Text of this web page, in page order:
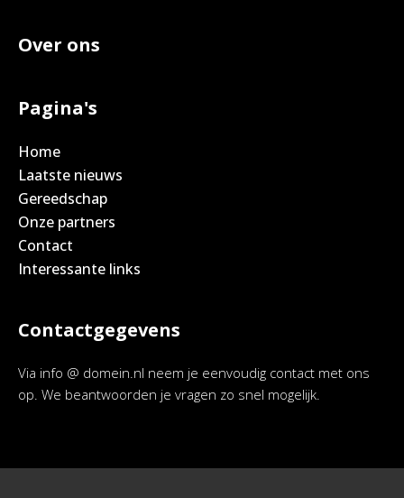
Over ons
Pagina's
Home
Laatste nieuws
Gereedschap
Onze partners
Contact
Interessante links
Contactgegevens
Via info @ domein.nl neem je eenvoudig contact met ons
op. We beantwoorden je vragen zo snel mogelijk.